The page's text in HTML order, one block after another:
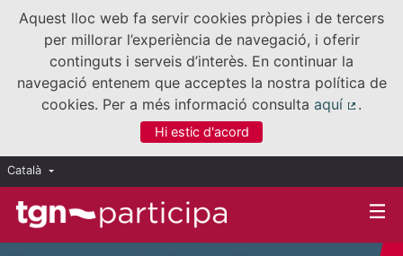
Aquest lloc web fa servir cookies pròpies i de tercers
per millorar l’experiència de navegació, i oferir
continguts i serveis d’interès. En continuar la
navegació entenem que acceptes la nostra política de
cookies. Per a més informació consulta aquí
.
Hi estic d'acord
Català Triar la llengua